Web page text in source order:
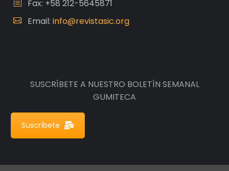
Fax: +58 212-5645871
Email: info@revistasic.org
SUSCRÍBETE A NUESTRO BOLETÍN SEMANAL
GUMITECA
Suscríbete